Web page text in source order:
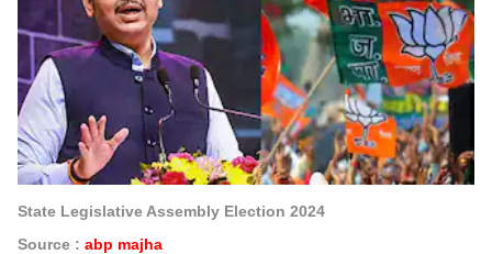
State Legislative Assembly Election 2024
Source : abp majha